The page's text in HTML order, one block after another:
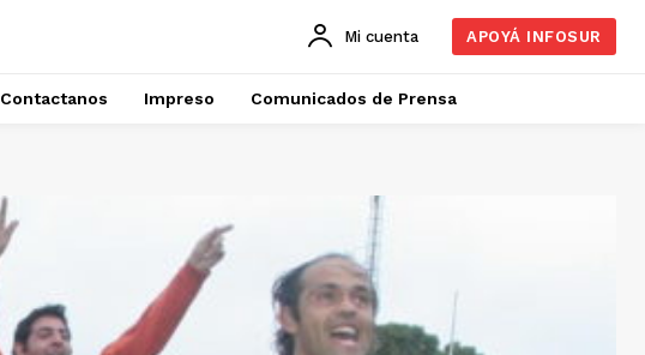
Mi cuenta APOYÁ INFOSUR
Contactanos Impreso Comunicados de Prensa